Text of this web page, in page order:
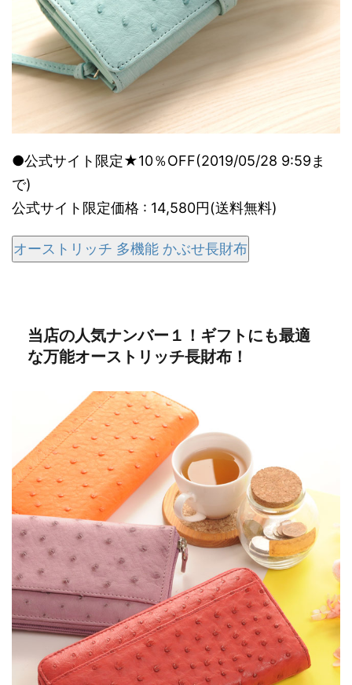
●公式サイト限定★10％OFF(2019/05/28 9:59ま
で)
公式サイト限定価格 : 14,580円(送料無料)
オーストリッチ 多機能 かぶせ長財布
当店の人気ナンバー１！ギフトにも最適
な万能オーストリッチ長財布！